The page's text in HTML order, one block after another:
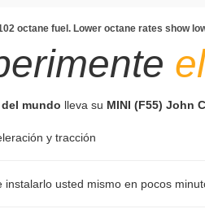
octane fuel. Lower octane rates show
mundo lleva su MINI (F55) John
y tracción
instalarlo usted mismo en pocos